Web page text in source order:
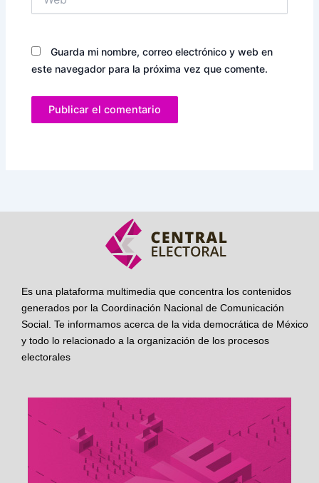
Guarda mi nombre, correo electrónico y web en
este navegador para la próxima vez que comente.
Es una plataforma multimedia que concentra los contenidos
generados por la Coordinación Nacional de Comunicación
Social. Te informamos acerca de la vida democrática de México
y todo lo relacionado a la organización de los procesos
electorales